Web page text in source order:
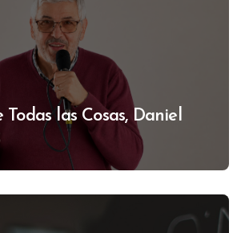
las Cosas, Daniel